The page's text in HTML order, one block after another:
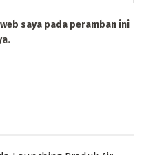
saya pada peramban ini